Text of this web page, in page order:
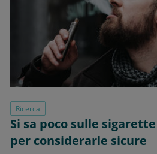
Ricerca
Si sa poco sulle
per considerarle sicure